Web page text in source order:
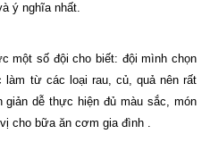
ý nghĩa nhất.
một số đội cho biết: đội mình chọn
làm từ các loại rau, củ, quả nên rất
dễ thực hiện đủ màu sắc, món
cho bữa ăn cơm gia đình .